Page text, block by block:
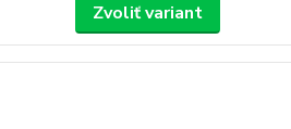
Zvoliť variant